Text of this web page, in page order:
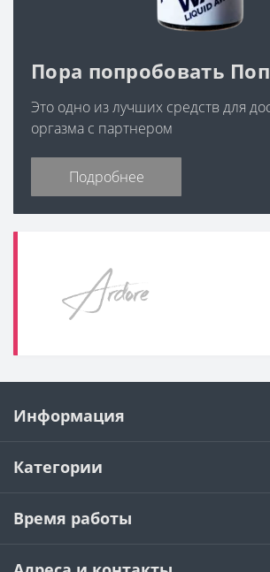
Пора попробовать
Это одно из лучших средств для
оргазма с партнером
Подробнее
Информация
Категории
Время работы